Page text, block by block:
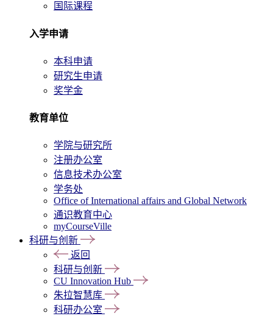
国际课程
入学申请
本科申请
研究生申请
奖学金
教育单位
学院与研究所
注册办公室
信息技术办公室
学务处
Office of International affairs and Global Network
通识教育中心
myCourseVille
科研与创新
返回
科研与创新
CU Innovation Hub
朱拉智慧库
科研办公室